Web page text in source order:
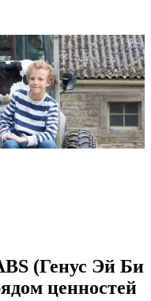
(Генус Эй Би
ценностей